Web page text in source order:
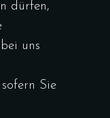
dürfen,
uns
Sie